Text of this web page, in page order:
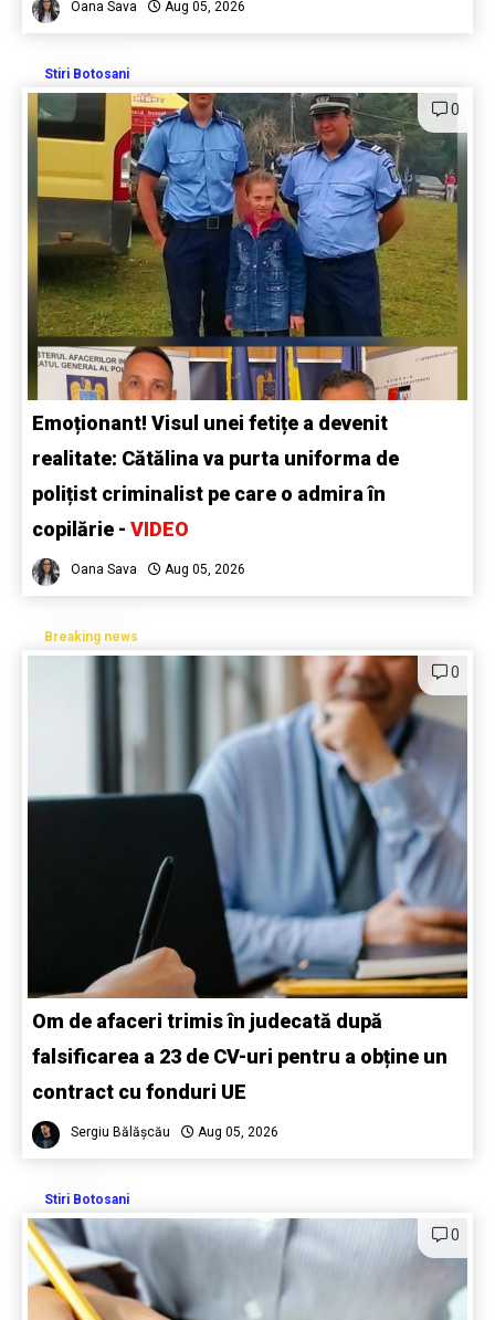
Oana Sava Aug 05, 2026
Stiri Botosani
0
Emoționant! Visul unei fetițe a devenit
realitate: Cătălina va purta uniforma de
polițist criminalist pe care o admira în
copilărie - VIDEO
Oana Sava Aug 05, 2026
Breaking news
0
Om de afaceri trimis în judecată după
falsificarea a 23 de CV-uri pentru a obține un
contract cu fonduri UE
Sergiu Bălășcău Aug 05, 2026
Stiri Botosani
0